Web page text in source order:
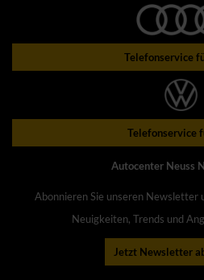
Telefonservice
Telefonservice
Autocenter Neuss
Abonnieren Sie unseren Newsletter
Neuigkeiten, Trends und
Jetzt Newsletter